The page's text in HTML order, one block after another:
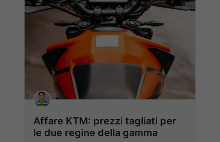
Affare KTM: prezzi tagliati per
le due regine della gamma